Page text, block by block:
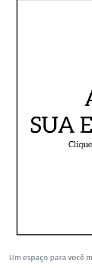
Um espaço para você